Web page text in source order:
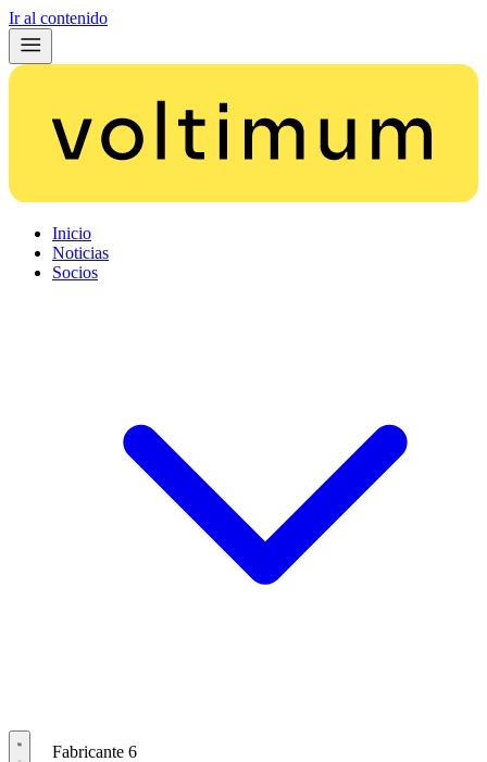
Ir al contenido
Inicio
Noticias
Socios
Fabricante 6